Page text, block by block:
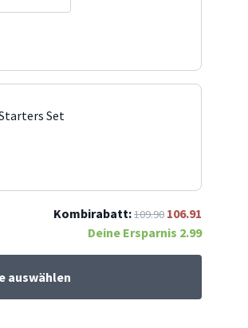
Set
Kombirabatt:109.90 106.91
Deine Ersparnis 2.99
auswählen